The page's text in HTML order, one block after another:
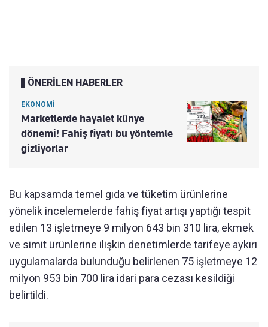
ÖNERİLEN HABERLER
EKONOMİ
Marketlerde hayalet künye
dönemi! Fahiş fiyatı bu yöntemle
gizliyorlar
Bu kapsamda temel gıda ve tüketim ürünlerine
yönelik incelemelerde fahiş fiyat artışı yaptığı tespit
edilen 13 işletmeye 9 milyon 643 bin 310 lira, ekmek
ve simit ürünlerine ilişkin denetimlerde tarifeye aykırı
uygulamalarda bulunduğu belirlenen 75 işletmeye 12
milyon 953 bin 700 lira idari para cezası kesildiği
belirtildi.